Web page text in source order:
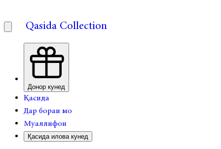
Qasida Collection
Донор кунед
Қасида
Дар бораи мо
Муаллифон
Қасида илова кунед